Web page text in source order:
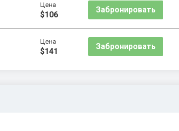
Цена
$106
Забронировать
Цена
$141
Забронировать